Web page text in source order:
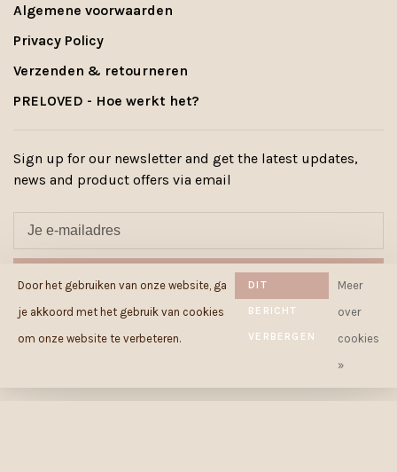
Algemene voorwaarden
Privacy Policy
Verzenden & retourneren
PRELOVED - Hoe werkt het?
Sign up for our newsletter and get the latest updates,
news and product offers via email
ABONNEER
By signing up, you agree to our Privacy Policy.
Door het gebruiken van onze website, ga
je akkoord met het gebruik van cookies
om onze website te verbeteren.
DIT
BERICHT
VERBERGEN
Meer
over
cookies
»